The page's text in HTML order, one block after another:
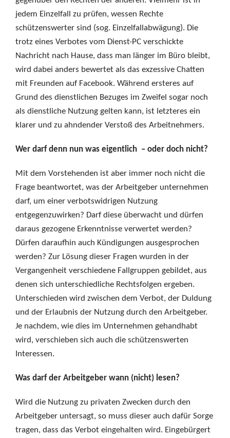
jedem Einzelfall zu prüfen, wessen Rechte
schützenswerter sind (sog. Einzelfallabwägung). Die
trotz eines Verbotes vom Dienst-PC verschickte
Nachricht nach Hause, dass man länger im Büro bleibt,
wird dabei anders bewertet als das exzessive Chatten
mit Freunden auf Facebook. Während ersteres auf
Grund des dienstlichen Bezuges im Zweifel sogar noch
als dienstliche Nutzung gelten kann, ist letzteres ein
klarer und zu ahndender Verstoß des Arbeitnehmers.
Wer darf denn nun was eigentlich – oder doch nicht?
Mit dem Vorstehenden ist aber immer noch nicht die
Frage beantwortet, was der Arbeitgeber unternehmen
darf, um einer verbotswidrigen Nutzung
entgegenzuwirken? Darf diese überwacht und dürfen
daraus gezogene Erkenntnisse verwertet werden?
Dürfen daraufhin auch Kündigungen ausgesprochen
werden? Zur Lösung dieser Fragen wurden in der
Vergangenheit verschiedene Fallgruppen gebildet, aus
denen sich unterschiedliche Rechtsfolgen ergeben.
Unterschieden wird zwischen dem Verbot, der Duldung
und der Erlaubnis der Nutzung durch den Arbeitgeber.
Je nachdem, wie dies im Unternehmen gehandhabt
wird, verschieben sich auch die schützenswerten
Interessen.
Was darf der Arbeitgeber wann (nicht) lesen?
Wird die Nutzung zu privaten Zwecken durch den
Arbeitgeber untersagt, so muss dieser auch dafür Sorge
tragen, dass das Verbot eingehalten wird. Eingebürgert